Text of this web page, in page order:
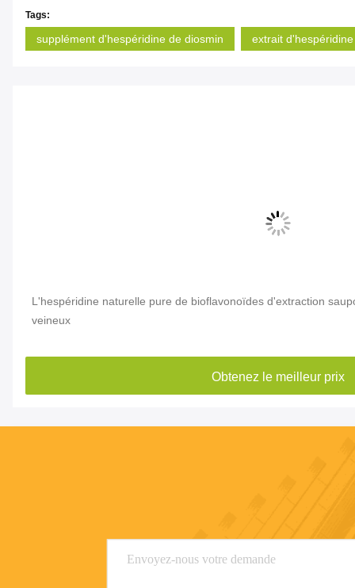
Tags:
supplément d'hespéridine de diosmin extrait d'hespéridine
L'hespéridine naturelle pure de bioflavonoïdes d'extraction
veineux
Obtenez le meilleur prix